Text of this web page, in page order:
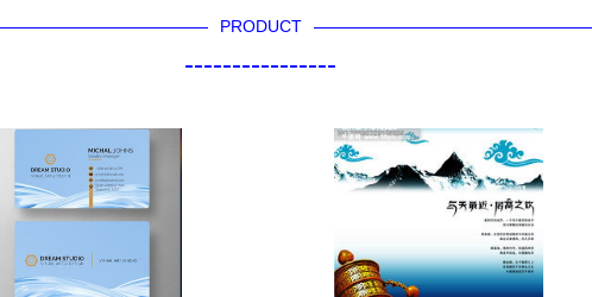
PRODUCT
----------------